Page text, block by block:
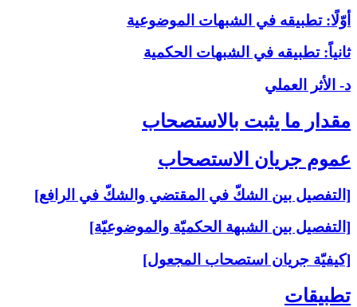
أوّلًا: تطبيقه في الشبهات الموضوعية
ثانياً: تطبيقه في الشبهات الحكمية
د- الأثر العملي
مقدار ما يثبت بالاستصحاب‏
عموم جريان الاستصحاب‏
[التفصيل بين الشكّ في المقتضي والشكّ في الرافع]
[التفصيل بين الشبهة الحكميّة والموضوعيّة]
[كيفيّة جريان استصحاب المجعول]
تطبيقات‏